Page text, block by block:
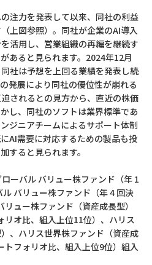
注力を発表して以来、同社の利益
上図参照）。同社が企業のAI導入
活用し、営業組織の再編を継続す
あると見られます。2024年12月
社は予想を上回る業績を発表し続
発展により同社の優位性が崩れる
されるとの見方から、直近の株価
し、同社のソフトは業界標準であ
ジニアチームによるサポート体制
AI需要に対応するための製品も投
すると見られます。
ーバル バリュー株ファンド（年 1
バリュー株ファンド（年 4 回決
ュー株ファンド（資産成長型）
オ比、組入上位11位）、ハリス
、ハリス世界株ファンド（資産成
フォリオ比、組入上位9位）組入